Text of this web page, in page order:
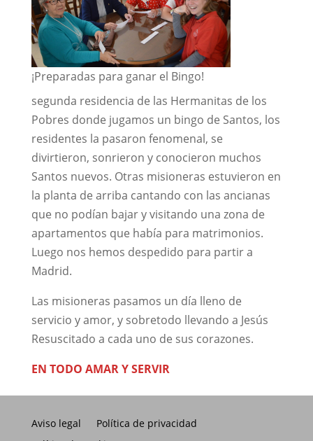
¡Preparadas para ganar el Bingo!
segunda residencia de las Hermanitas de los
Pobres donde jugamos un bingo de Santos, los
residentes la pasaron fenomenal, se
divirtieron, sonrieron y conocieron muchos
Santos nuevos. Otras misioneras estuvieron en
la planta de arriba cantando con las ancianas
que no podían bajar y visitando una zona de
apartamentos que había para matrimonios.
Luego nos hemos despedido para partir a
Madrid.
Las misioneras pasamos un día lleno de
servicio y amor, y sobretodo llevando a Jesús
Resuscitado a cada uno de sus corazones.
EN TODO AMAR Y SERVIR
Aviso legal
Política de privacidad